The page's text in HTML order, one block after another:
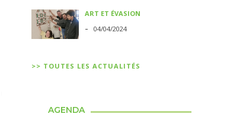
ART ET ÉVASION
- 04/04/2024
>> TOUTES LES ACTUALITÉS
AGENDA